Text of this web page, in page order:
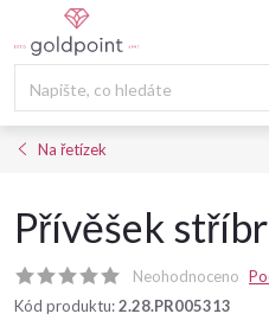
na
Na řetízek
Přívěšek
Neohodnoceno
Kód produktu:2.28.PR005313